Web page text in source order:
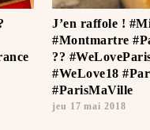
J’en raffole !
#Montmartre
??
#WeLove18
#ParisMaVille
jeu 17 mai 2018